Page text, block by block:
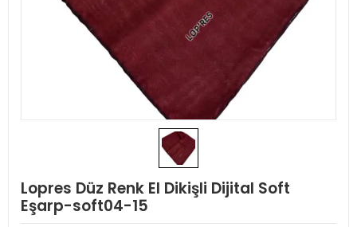
Lopres Düz Renk El Dikişli Dijital Soft
Eşarp-soft04-15